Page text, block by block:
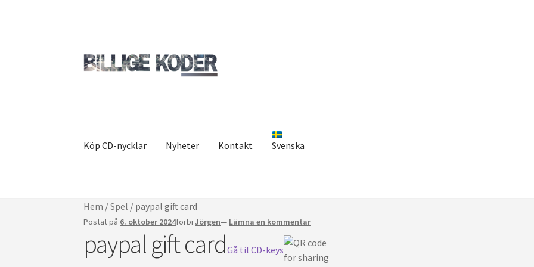
navigering
innehållet
Köp CD-nycklar Nyheter Kontakt Svenska
Hem /Spel / paypal gift card
Postat på 6. oktober 2024förbiJörgen— Lämna en kommentar
paypal gift cardGå til CD-keys